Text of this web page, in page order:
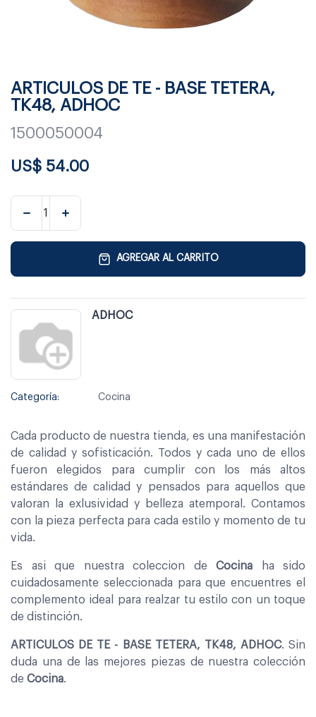
ARTICULOS DE TE - BASE TETERA,
TK48, ADHOC
1500050004
US$ 54.00
AGREGAR AL CARRITO
ADHOC
Categoría: Cocina
Cada producto de nuestra tienda, es una manifestación
de calidad y sofisticación. Todos y cada uno de ellos
fueron elegidos para cumplir con los más altos
estándares de calidad y pensados para aquellos que
valoran la exlusividad y belleza atemporal. Contamos
con la pieza perfecta para cada estilo y momento de tu
vida.
Es asi que nuestra coleccion de Cocina ha sido
cuidadosamente seleccionada para que encuentres el
complemento ideal para realzar tu estilo con un toque
de distinción.
ARTICULOS DE TE - BASE TETERA, TK48, ADHOC. Sin
duda una de las mejores piezas de nuestra colección
de Cocina.